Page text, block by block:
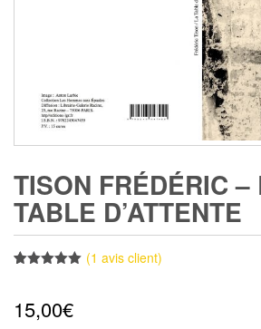
TISON FRÉDÉRIC –
TABLE D’ATTENTE
basé sur
notation
(1 avis client)
15,00€